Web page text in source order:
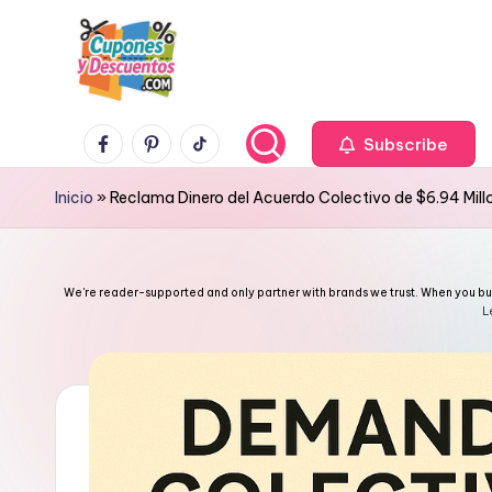
C
u
p
o
e
Ahorra
con
estas
ofertas
y
FacebookPinterestTikTok Subscribe
Inicio »Reclama Dinero del Acuerdo Colectivo de $6.94
We're reader-supported and only partner with brands we trust. When you